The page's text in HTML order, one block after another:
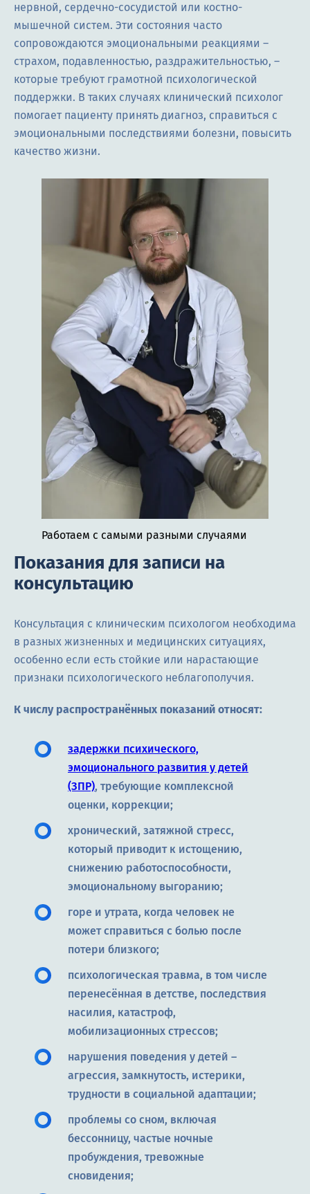
нервной, сердечно-сосудистой или костно-
мышечной систем. Эти состояния часто
сопровождаются эмоциональными реакциями –
страхом, подавленностью, раздражительностью, –
которые требуют грамотной психологической
поддержки. В таких случаях клинический психолог
помогает пациенту принять диагноз, справиться с
эмоциональными последствиями болезни, повысить
качество жизни.
Работаем с самыми разными случаями
Показания для записи на
консультацию
Консультация с клиническим психологом необходима
в разных жизненных и медицинских ситуациях,
особенно если есть стойкие или нарастающие
признаки психологического неблагополучия.
К числу распространённых показаний относят:
задержки психического,
эмоционального развития у детей
(ЗПР), требующие комплексной
оценки, коррекции;
хронический, затяжной стресс,
который приводит к истощению,
снижению работоспособности,
эмоциональному выгоранию;
горе и утрата, когда человек не
может справиться с болью после
потери близкого;
психологическая травма, в том числе
перенесённая в детстве, последствия
насилия, катастроф,
мобилизационных стрессов;
нарушения поведения у детей –
агрессия, замкнутость, истерики,
трудности в социальной адаптации;
проблемы со сном, включая
бессонницу, частые ночные
пробуждения, тревожные
сновидения;